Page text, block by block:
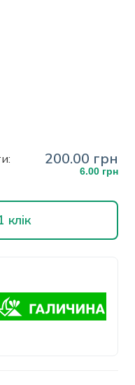
200.00 грн
6.00 грн
клік